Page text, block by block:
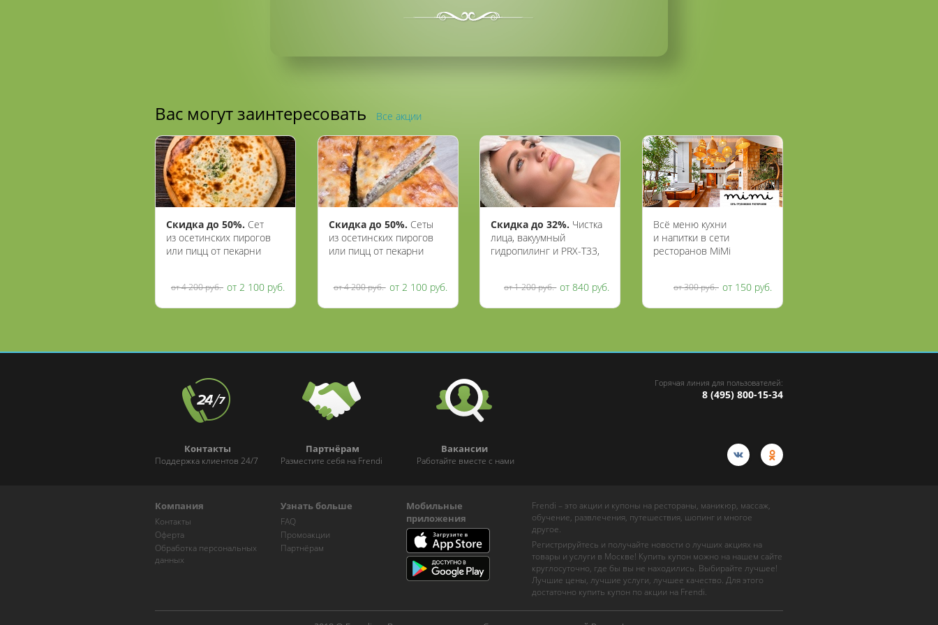
Вас могут заинтересовать Все акции
Скидка до 50%. Сет
из осетинских пирогов
или пицц от пекарни
от 4 200 руб. от 2 100 руб.
Скидка до 50%. Сеты
из осетинских пирогов
или пицц от пекарни
от 4 200 руб. от 2 100 руб.
Скидка до 32%. Чистка
лица, вакуумный
гидропилинг и PRX-T33,
карбокситерапия,
от 1 200 руб. от 840 руб.
Всё меню кухни
и напитки в сети
ресторанов MiMi
от 300 руб. от 150 руб.
Контакты
Поддержка клиентов 24/7
Партнёрам
Разместите себя на Frendi
Вакансии
Работайте вместе с нами
Горячая линия для пользователей:
8 (495) 800-15-34
Компания
Контакты
Оферта
Обработка персональных
данных
Узнать больше
FAQ
Промоакции
Партнёрам
Мобильные
приложения
Frendi – это акции и купоны на рестораны, маникюр, массаж,
обучение, развлечения, путешествия, шопинг и многое
другое.
Регистрируйтесь и получайте новости о лучших акциях на
товары и услуги в Москве! Купить купон можно на нашем сайте
круглосуточно, где бы вы не находились. Выбирайте лучшее!
Лучшие цены, лучшие услуги, лучшее качество. Для этого
достаточно купить купон по акции на Frendi.